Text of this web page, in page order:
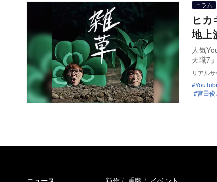
コラム
ヒ
地上
人気
天職7
リアル
宮田俊